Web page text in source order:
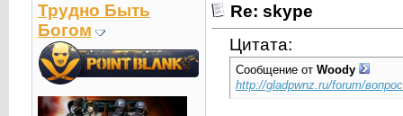
Трудно Быть
Богом
Re: skype
Цитата:
Сообщение от Woody
http://gladpwnz.ru/forum/